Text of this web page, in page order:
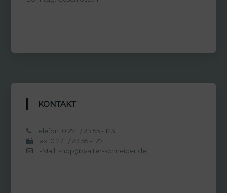
KONTAKT
Telefon: 0 27 1 / 23 55 - 123
Fax: 0 27 1 / 23 55 - 127
E-Mail: shop@walter-schneider.de